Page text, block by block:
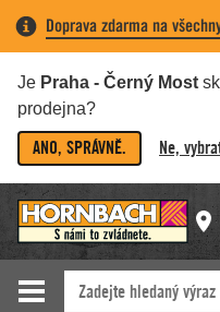
Doprava zdarma na
Je Praha - Černý Most
prodejna?
ANO, SPRÁVNĚ. Ne,